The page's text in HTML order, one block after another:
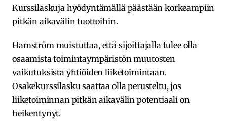
Kurssilaskuja hyödyntämällä päästään korkeampiin
pitkän aikavälin tuottoihin.
Hamström muistuttaa, että sijoittajalla tulee olla
osaamista toimintaympäristön muutosten
vaikutuksista yhtiöiden liiketoimintaan.
Osakekurssilasku saattaa olla perusteltu, jos
liiketoiminnan pitkän aikavälin potentiaali on
heikentynyt.